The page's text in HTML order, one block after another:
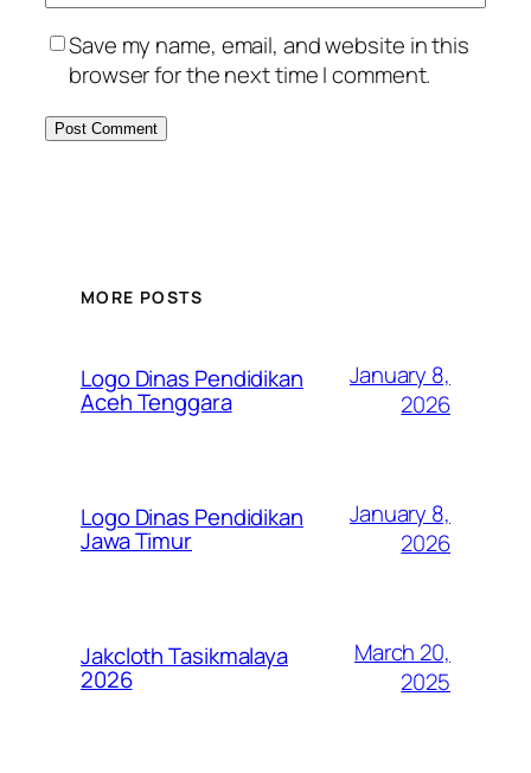
Save my name, email, and website in this
browser for the next time I comment.
MORE POSTS
Logo Dinas Pendidikan
Aceh Tenggara
January 8,
2026
Logo Dinas Pendidikan
Jawa Timur
January 8,
2026
Jakcloth Tasikmalaya
2026
March 20,
2025